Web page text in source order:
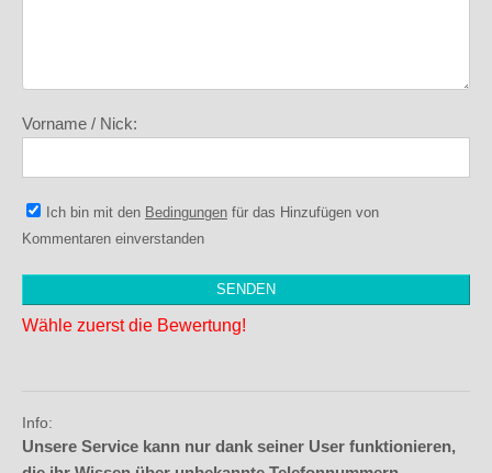
Vorname / Nick:
Ich bin mit den Bedingungen für das Hinzufügen von
Kommentaren einverstanden
Wähle zuerst die Bewertung!
Info:
Unsere Service kann nur dank seiner User funktionieren,